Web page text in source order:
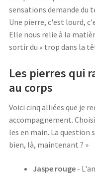
sensations demande du
Une pierre, c'est lourd,
Elle nous relie à la
sortir du « trop dans la
Les pierres qui
au corps
Voici cinq alliées que je
accompagnement.
les en main. La question
bien, là, maintenant ? »
Jaspe rouge -